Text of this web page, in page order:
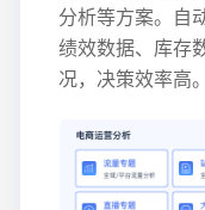
分析等方案。自
绩效数据、库存
况，决策效率高。